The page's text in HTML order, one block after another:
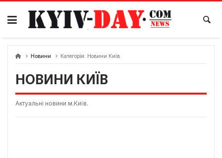
Перейти
вмісту
Новини Категорія: Новини Київ
НОВИНИ КИЇВ
Актуальні новини м.Київ.